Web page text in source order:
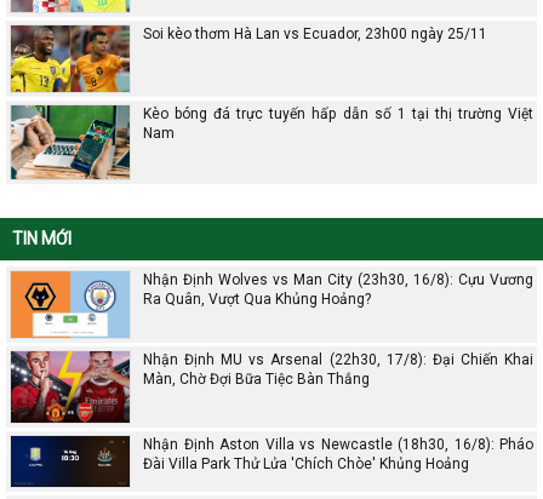
Soi kèo thơm Hà Lan vs Ecuador, 23h00 ngày 25/11
Kèo bóng đá trực tuyến hấp dẫn số 1 tại thị trường Việt
Nam
TIN MỚI
Nhận Định Wolves vs Man City (23h30, 16/8): Cựu Vương
Ra Quân, Vượt Qua Khủng Hoảng?
Nhận Định MU vs Arsenal (22h30, 17/8): Đại Chiến Khai
Màn, Chờ Đợi Bữa Tiệc Bàn Thắng
Nhận Định Aston Villa vs Newcastle (18h30, 16/8): Pháo
Đài Villa Park Thử Lửa 'Chích Chòe' Khủng Hoảng